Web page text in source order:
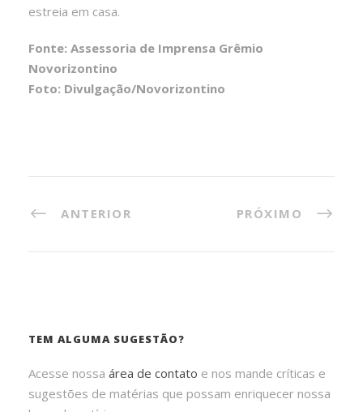
estreia em casa.
Fonte: Assessoria de Imprensa Grêmio
Novorizontino
Foto: Divulgação/Novorizontino
ANTERIOR PRÓXIMO
TEM ALGUMA SUGESTÃO?
Acesse nossa área de contato e nos mande críticas e
sugestões de matérias que possam enriquecer nossa